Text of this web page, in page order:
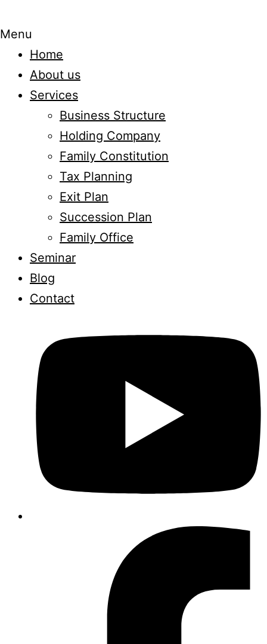
Menu
Home
About us
Services
Business Structure
Holding Company
Family Constitution
Tax Planning
Exit Plan
Succession Plan
Family Office
Seminar
Blog
Contact